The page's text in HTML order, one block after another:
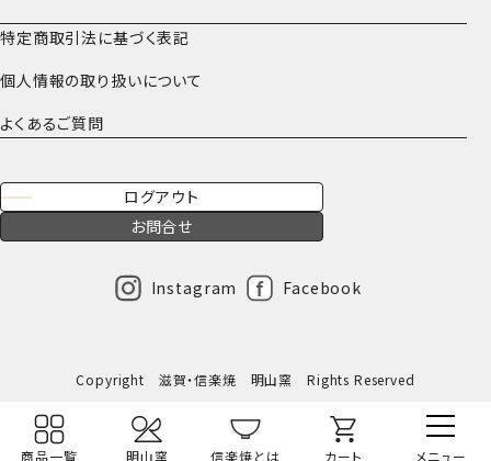
特定商取引法に基づく表記
個人情報の取り扱いについて
よくあるご質問
ログアウト
お問合せ
Instagram Facebook
Copyright 滋賀・信楽焼 明山窯 Rights Reserved